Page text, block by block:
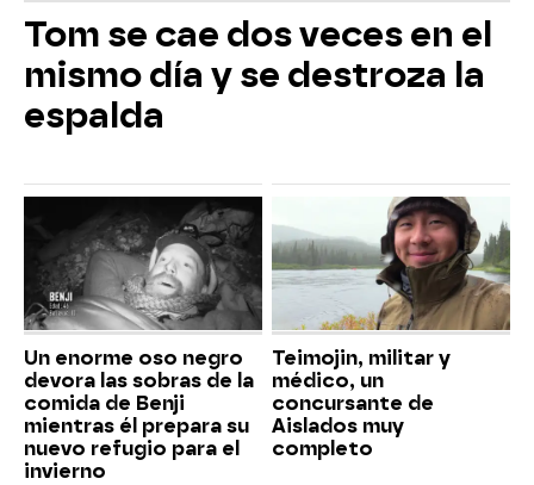
Tom se cae dos veces en el
mismo día y se destroza la
espalda
Un enorme oso negro
devora las sobras de la
comida de Benji
mientras él prepara su
nuevo refugio para el
invierno
Teimojin, militar y
médico, un
concursante de
Aislados muy
completo